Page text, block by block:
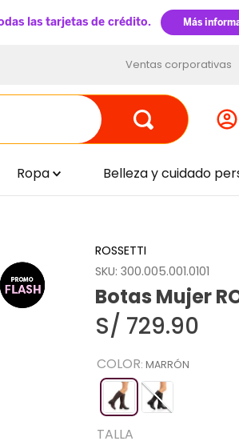
Ventas corporativas
Ropa Belleza y cuidado
ROSSETTI
SKU: 300.005.001.0101
Botas Mujer
S/ 729.90
COLOR: MARRÓN
TALLA